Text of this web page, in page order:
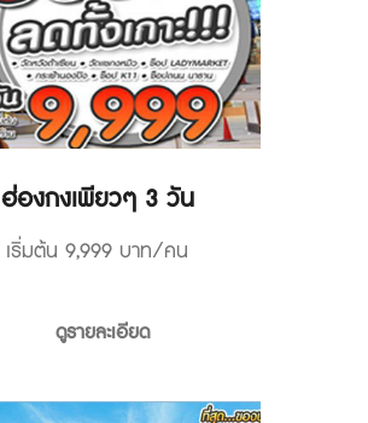
ฮ่องกงเพียวๆ 3 วัน
เริ่มต้น 9,999 บาท/คน
ดูรายละเอียด